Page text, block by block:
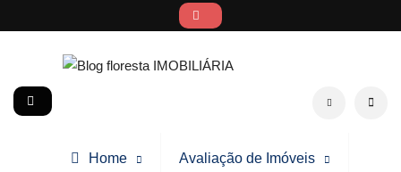
to
Blog floresta IMOBILIÁRIA Search social
Home Avaliação de Imóveis